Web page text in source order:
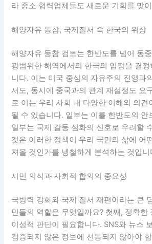
라 중소 협력업체들도 새로운 기회를 맞
해양자유 동참, 국제질서 속 한국의 위상
해양자유 동참 검토는 한반도를 넘어 동
광범위한 해역에서의 한국의 입장을 결
니다. 이는 미국 중심의 자유주의 진영과
서도, 동시에 중국과의 관계 재설정도 요
로 이는 우리 사회 내 다양한 이해와 의견
될 수 있습니다. 일부는 이를 한반도의 안
일부는 국제 갈등 심화의 신호로 우려할
것은 이러한 정책이 우리 국민의 삶에 어
져올 것인가를 냉철하게 분석하는 것입니
시민 의식과 사회적 합의의 중요성
국방력 강화와 국제 질서 재편이라는 큰
민들의 역할은 무엇일까요? 첫째, 정확한
이성적 판단이 필요합니다. SNS와 뉴스
검증되지 않은 정보에 선동되지 않아야